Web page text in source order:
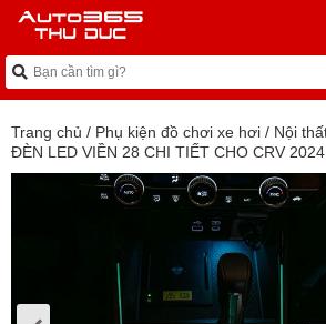
Trang chủ / Phụ kiện đồ chơi xe hơi / Nội
ĐÈN LED VIỀN 28 CHI TIẾT CHO CRV 2024